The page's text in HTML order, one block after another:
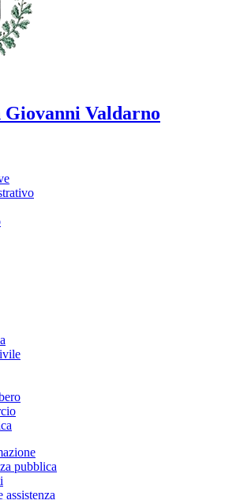
Giovanni Valdarno
pubblica
assistenza